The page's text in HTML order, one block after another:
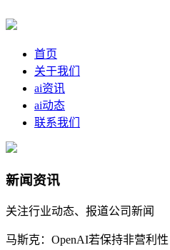
首页
关于我们
ai资讯
ai动态
联系我们
新闻资讯
关注行业动态、报道公司新闻
马斯克：OpenAI若保持非营利